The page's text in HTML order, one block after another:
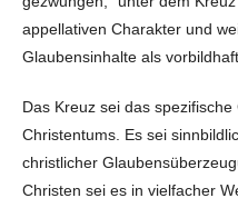
appellativen Charakter und
Glaubensinhalte als
Das Kreuz sei das
Christentums. Es sei
christlicher
Christen sei es in vielfacher